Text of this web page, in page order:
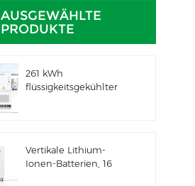
AUSGEWÄHLTE
PRODUKTE
261 kWh
flüssigkeitsgekühlter
Anwendungen IP66
ESS
Vertikale Lithium-
Ionen-Batterien, 16